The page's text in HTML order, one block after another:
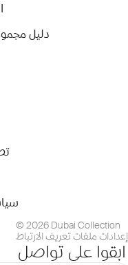
دليل
© 2026 Dubai Collection
إعدادات ملفات تعريف الارتباط
ابقوا على تواصل